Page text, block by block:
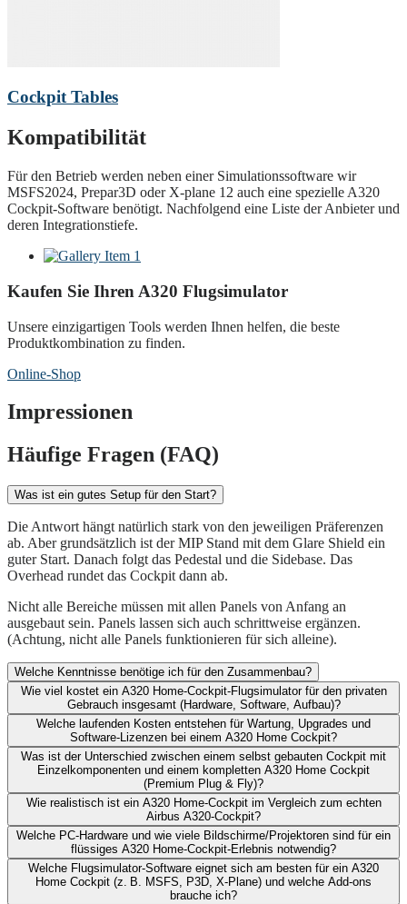
Cockpit Tables
Kompatibilität
Für den Betrieb werden neben einer Simulationssoftware wir
MSFS2024, Prepar3D oder X-plane 12 auch eine spezielle A320
Cockpit-Software benötigt. Nachfolgend eine Liste der Anbieter und
deren Integrationstiefe.
Kaufen Sie Ihren A320 Flugsimulator
Unsere einzigartigen Tools werden Ihnen helfen, die beste
Produktkombination zu finden.
Online-Shop
Impressionen
Häufige Fragen (FAQ)
Was ist ein gutes Setup für den Start?
Die Antwort hängt natürlich stark von den jeweiligen Präferenzen
ab. Aber grundsätzlich ist der MIP Stand mit dem Glare Shield ein
guter Start. Danach folgt das Pedestal und die Sidebase. Das
Overhead rundet das Cockpit dann ab.
Nicht alle Bereiche müssen mit allen Panels von Anfang an
ausgebaut sein. Panels lassen sich auch schrittweise ergänzen.
(Achtung, nicht alle Panels funktionieren für sich alleine).
Welche Kenntnisse benötige ich für den Zusammenbau?
Wie viel kostet ein A320 Home-Cockpit-Flugsimulator für den privaten
Gebrauch insgesamt (Hardware, Software, Aufbau)?​
Welche laufenden Kosten entstehen für Wartung, Upgrades und
Software-Lizenzen bei einem A320 Home Cockpit?​
Was ist der Unterschied zwischen einem selbst gebauten Cockpit mit
Einzelkomponenten und ​einem kompletten A320 Home Cockpit
(Premium Plug & Fly)?
Wie realistisch ist ein A320 Home-Cockpit im Vergleich zum echten
Airbus A320-Cockpit?​
Welche PC-Hardware und wie viele Bildschirme/Projektoren sind für ein
flüssiges A320 Home-Cockpit-Erlebnis notwendig?
Welche Flugsimulator-Software eignet sich am besten für ein A320
Home Cockpit (z. B. MSFS, P3D, X‑Plane) und welche Add-ons
brauche ich?​